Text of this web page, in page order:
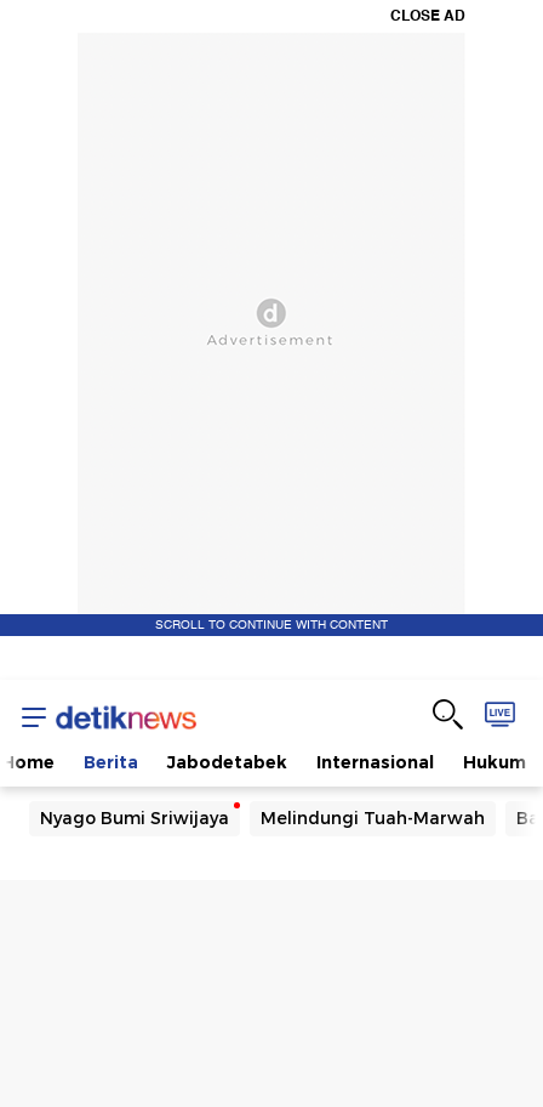
CLOSE AD
SCROLL TO CONTINUE WITH CONTENT
Home Berita Jabodetabek Internasional Hukum
Nyago Bumi Sriwijaya Melindungi Tuah-Marwah